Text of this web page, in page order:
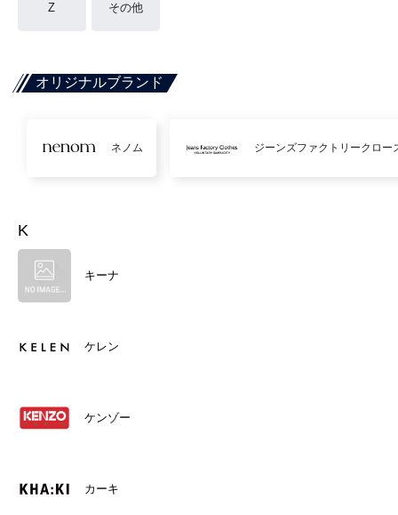
Z その他
オリジナルブランド
ネノム ジーンズファクトリークロー
K
キーナ
ケレン
ケンゾー
カーキ